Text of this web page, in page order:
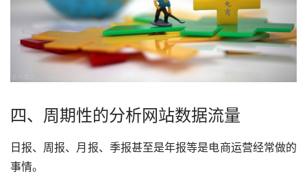
四、周期性的分析网站数据流量
日报、周报、月报、季报甚至是年报等是电商运营经常做的
事情。